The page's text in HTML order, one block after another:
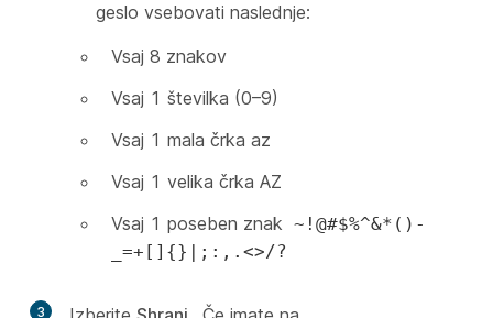
geslo vsebovati naslednje:
Vsaj 8 znakov
Vsaj 1 številka (0–9)
Vsaj 1 mala črka az
Vsaj 1 velika črka AZ
Vsaj 1 poseben znak ~!@#$%^&*()-
_=+[]{}|;:,.<>/?
3